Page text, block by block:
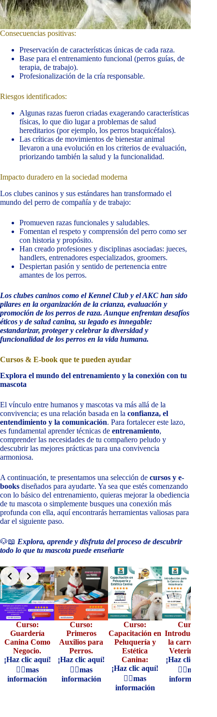
Consecuencias positivas:
Preservación de características únicas de cada raza.
Base para el entrenamiento funcional (perros guías, de
terapia, de trabajo).
Profesionalización de la cría responsable.
Riesgos identificados:
Algunas razas fueron criadas exagerando características
físicas, lo que dio lugar a problemas de salud
hereditarios (por ejemplo, los perros braquicéfalos).
Las críticas de movimientos de bienestar animal
llevaron a una evolución en los criterios de evaluación,
priorizando también la salud y la funcionalidad.
Impacto duradero en la sociedad moderna
Los clubes caninos y sus estándares han transformado el
mundo del perro de compañía y de trabajo:
Promueven razas funcionales y saludables.
Fomentan el respeto y comprensión del perro como ser
con historia y propósito.
Han creado profesiones y disciplinas asociadas: jueces,
handlers, entrenadores especializados, groomers.
Despiertan pasión y sentido de pertenencia entre
amantes de los perros.
Los clubes caninos como el Kennel Club y el AKC han sido
pilares en la organización de la crianza, evaluación y
promoción de los perros de raza. Aunque enfrentan desafíos
éticos y de salud canina, su legado es innegable:
estandarizar, proteger y celebrar la diversidad y
funcionalidad de los perros en la vida humana.
Cursos & E-book que te pueden ayudar
Explora el mundo del entrenamiento y la conexión con tu
mascota
El vínculo entre humanos y mascotas va más allá de la
convivencia; es una relación basada en la confianza, el
entendimiento y la comunicación. Para fortalecer este lazo,
es fundamental aprender técnicas de entrenamiento,
comprender las necesidades de tu compañero peludo y
descubrir las mejores prácticas para una convivencia
armoniosa.
A continuación, te presentamos una selección de cursos y e-
books diseñados para ayudarte. Ya sea que estés comenzando
con lo básico del entrenamiento, quieras mejorar la obediencia
de tu mascota o simplemente busques una conexión más
profunda con ella, aquí encontrarás herramientas valiosas para
dar el siguiente paso.
🐶📖 Explora, aprende y disfruta del proceso de descubrir
todo lo que tu mascota puede enseñarte
Curso:
Guardería
Canina Como
Negocio.
¡Haz clic aquí!
👆🏼mas
información
Curso:
Primeros
Auxilios para
Perros.
¡Haz clic aquí!
👆🏼mas
información
Curso:
Capacitación en
Peluquería y
Estética
Canina:
¡Haz clic aquí!
👆🏼mas
información
Curso:
Introduccion a
la carrera de
Veterinaria:
¡Haz clic aquí!
👆🏼mas
información
Slide 2 of 8